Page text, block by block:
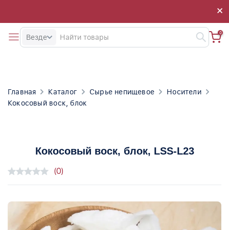
×
×
Везде
0
Главная Каталог Сырье непищевое
Носители
Кокосовый воск, блок
Кокосовый воск, блок, LSS-L23
(0)